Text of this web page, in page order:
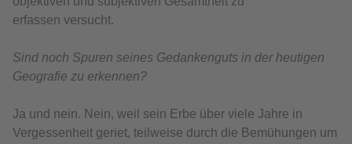
erfassen versucht.
Sind noch Spuren seines Gedankenguts in der heutigen
Geografie zu erkennen?
Ja und nein. Nein, weil sein Erbe über viele Jahre in
Vergessenheit geriet, teilweise durch die Bemühungen um